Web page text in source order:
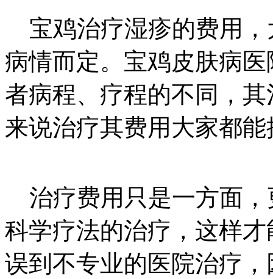
宝鸡治疗湿疹的费用，
病情而定。宝鸡皮肤病
者病程、疗程的不同，
来说治疗其费用大家都
治疗费用只是一方面，
科学疗法的治疗，这样
误到不专业的医院治疗